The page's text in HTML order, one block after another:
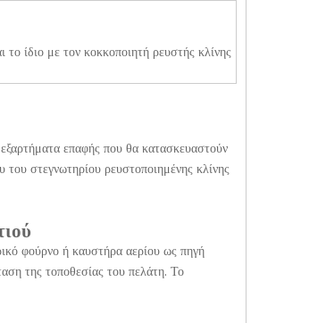
ίδιο με τον κοκκοποιητή ρευστής κλίνης
επαφής που θα κατασκευαστούν
στεγνωτηρίου ρευστοποιημένης κλίνης
φούρνο ή καυστήρα αερίου ως πηγή
της τοποθεσίας του πελάτη. Το